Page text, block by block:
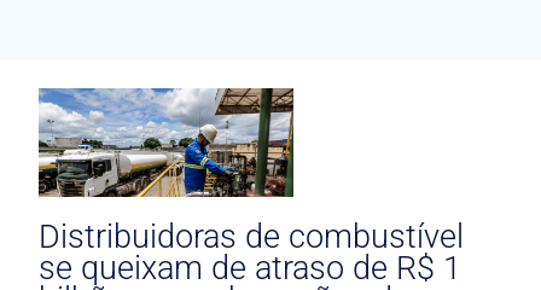
Distribuidoras de combustível
se queixam de atraso de R$ 1